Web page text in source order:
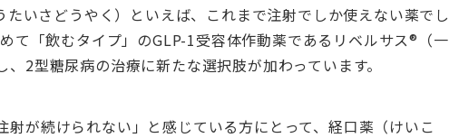
いさどうやく）といえば、これまで注射でしか使えない薬でし
て「飲むタイプ」のGLP-1受容体作動薬であるリベルサス®（一
2型糖尿病の治療に新たな選択肢が加わっています。
射が続けられない」と感じている方にとって、経口薬（けいこ